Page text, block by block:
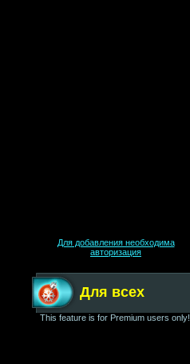
Для добавления необходима
авторизация
Для всех
This feature is for Premium users only!